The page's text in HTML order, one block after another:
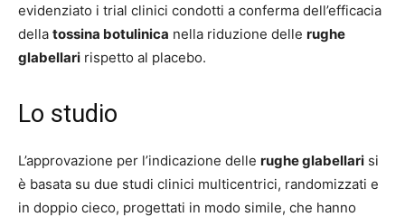
evidenziato i trial clinici condotti a conferma dell’efficacia
della tossina botulinica nella riduzione delle rughe
glabellari rispetto al placebo.
Lo studio
L’approvazione per l’indicazione delle rughe glabellari si
è basata su due studi clinici multicentrici, randomizzati e
in doppio cieco, progettati in modo simile, che hanno